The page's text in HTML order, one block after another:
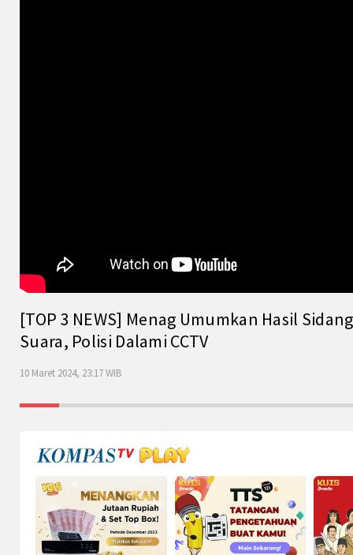
[TOP 3 NEWS] Menag Umumkan Hasil
Suara, Polisi Dalami CCTV
10 Maret 2024, 23:17 WIB